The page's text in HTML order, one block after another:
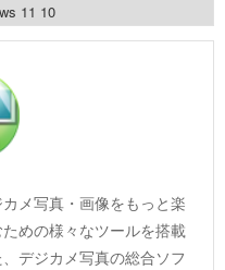
11 10
メ写真・画像をもっと楽
ための様々なツールを搭載
、デジカメ写真の総合ソフ